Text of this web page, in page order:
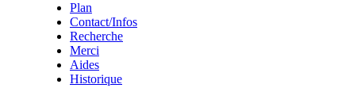
Plan
Contact/Infos
Recherche
Merci
Aides
Historique